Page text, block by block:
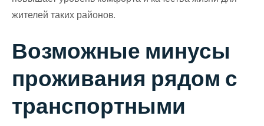
жителей таких районов.
Возможные минусы
проживания рядом с
транспортными